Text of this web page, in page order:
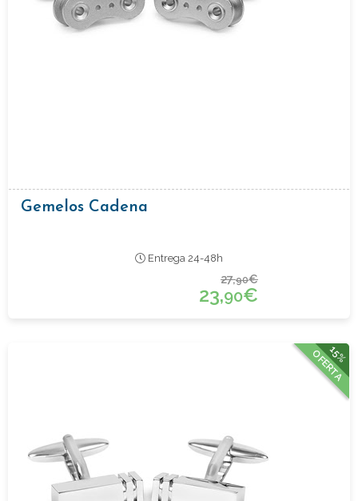
Gemelos Cadena
Entrega 24-48h
27,90€
23,90€
15%
OFERTA